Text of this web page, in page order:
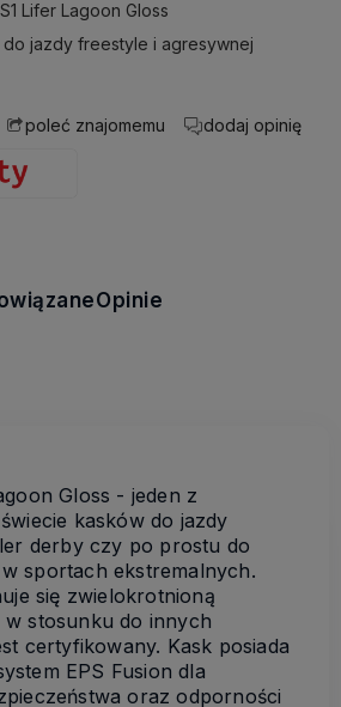
Lifer Lagoon Gloss
do jazdy freestyle i agresywnej
poleć znajomemu dodaj opinię
Opinie
Gloss - jeden z
kasków do jazdy
derby czy po prostu do
sportach ekstremalnych.
się zwielokrotnioną
w stosunku do innych
certyfikowany. Kask posiada
EPS Fusion dla
oraz odporności